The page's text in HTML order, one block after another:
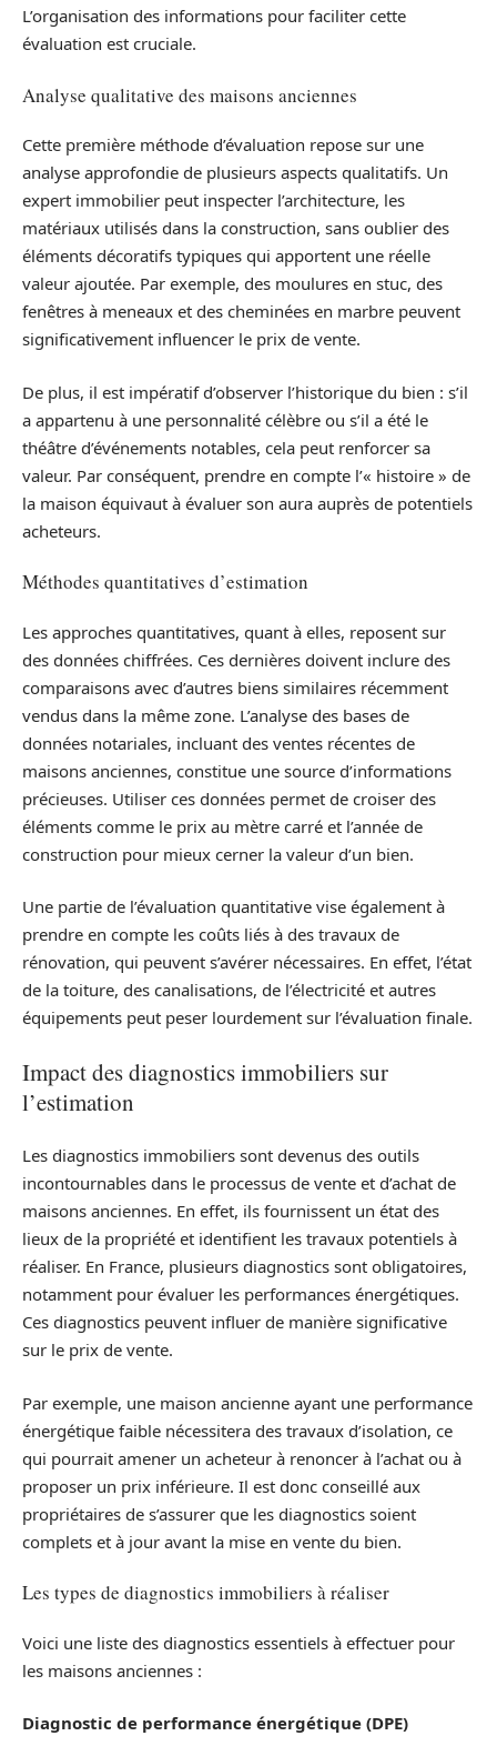
L’organisation des informations pour faciliter cette
évaluation est cruciale.
Analyse qualitative des maisons anciennes
Cette première méthode d’évaluation repose sur une
analyse approfondie de plusieurs aspects qualitatifs. Un
expert immobilier peut inspecter l’architecture, les
matériaux utilisés dans la construction, sans oublier des
éléments décoratifs typiques qui apportent une réelle
valeur ajoutée. Par exemple, des moulures en stuc, des
fenêtres à meneaux et des cheminées en marbre peuvent
significativement influencer le prix de vente.
De plus, il est impératif d’observer l’historique du bien : s’il
a appartenu à une personnalité célèbre ou s’il a été le
théâtre d’événements notables, cela peut renforcer sa
valeur. Par conséquent, prendre en compte l’« histoire » de
la maison équivaut à évaluer son aura auprès de potentiels
acheteurs.
Méthodes quantitatives d’estimation
Les approches quantitatives, quant à elles, reposent sur
des données chiffrées. Ces dernières doivent inclure des
comparaisons avec d’autres biens similaires récemment
vendus dans la même zone. L’analyse des bases de
données notariales, incluant des ventes récentes de
maisons anciennes, constitue une source d’informations
précieuses. Utiliser ces données permet de croiser des
éléments comme le prix au mètre carré et l’année de
construction pour mieux cerner la valeur d’un bien.
Une partie de l’évaluation quantitative vise également à
prendre en compte les coûts liés à des travaux de
rénovation, qui peuvent s’avérer nécessaires. En effet, l’état
de la toiture, des canalisations, de l’électricité et autres
équipements peut peser lourdement sur l’évaluation finale.
Impact des diagnostics immobiliers sur
l’estimation
Les diagnostics immobiliers sont devenus des outils
incontournables dans le processus de vente et d’achat de
maisons anciennes. En effet, ils fournissent un état des
lieux de la propriété et identifient les travaux potentiels à
réaliser. En France, plusieurs diagnostics sont obligatoires,
notamment pour évaluer les performances énergétiques.
Ces diagnostics peuvent influer de manière significative
sur le prix de vente.
Par exemple, une maison ancienne ayant une performance
énergétique faible nécessitera des travaux d’isolation, ce
qui pourrait amener un acheteur à renoncer à l’achat ou à
proposer un prix inférieure. Il est donc conseillé aux
propriétaires de s’assurer que les diagnostics soient
complets et à jour avant la mise en vente du bien.
Les types de diagnostics immobiliers à réaliser
Voici une liste des diagnostics essentiels à effectuer pour
les maisons anciennes :
Diagnostic de performance énergétique (DPE)